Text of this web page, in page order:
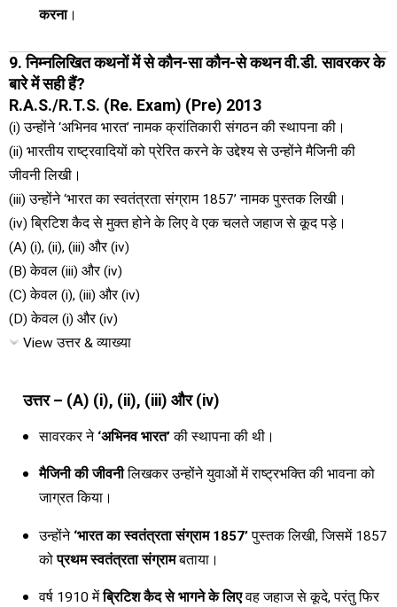
करना।
9. निम्नलिखित कथनों में से कौन-सा कौन-से कथन वी.डी. सावरकर के
बारे में सही हैं?
R.A.S./R.T.S. (Re. Exam) (Pre) 2013
(i) उन्होंने ‘अभिनव भारत’ नामक क्रांतिकारी संगठन की स्थापना की।
(ii) भारतीय राष्ट्रवादियों को प्रेरित करने के उद्देश्य से उन्होंने मैजिनी की
जीवनी लिखी।
(iii) उन्होंने ‘भारत का स्वतंत्रता संग्राम 1857’ नामक पुस्तक लिखी।
(iv) ब्रिटिश कैद से मुक्त होने के लिए वे एक चलते जहाज से कूद पड़े।
(A) (i), (ii), (iii) और (iv)
(B) केवल (iii) और (iv)
(C) केवल (i), (iii) और (iv)
(D) केवल (i) और (iv)
View उत्तर & व्याख्या
उत्तर – (A) (i), (ii), (iii) और (iv)
सावरकर ने ‘अभिनव भारत’की स्थापना की थी।
मैजिनी की जीवनीलिखकर उन्होंने युवाओं में राष्ट्रभक्ति की भावना को
जाग्रत किया।
उन्होंने ‘भारत का स्वतंत्रता संग्राम 1857’पुस्तक लिखी, जिसमें 1857
कोप्रथम स्वतंत्रता संग्रामबताया।
वर्ष 1910 मेंब्रिटिश कैद से भागने के लिएवह जहाज से कूदे, परंतु फिर